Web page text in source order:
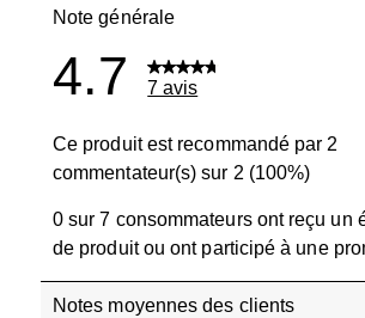
Note générale
4.7 7 avis
Ce produit est recommandé par 2
commentateur(s) sur 2 (100%)
0 sur 7 consommateurs ont reçu un
de produit ou ont participé à une
Notes moyennes des clients